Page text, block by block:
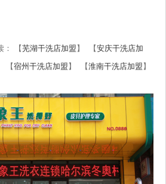
【芜湖干洗店加盟 】 【安庆干洗店加
【宿州干洗店加盟 】 【淮南干洗店加盟 】